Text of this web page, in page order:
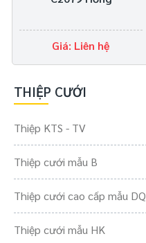
THIỆP CƯỚI
Thiệp KTS - TV
Thiệp cưới mẫu B
Thiệp cưới cao cấp mẫu DQ
Thiệp cưới mẫu HK
Giá: Liên hệ